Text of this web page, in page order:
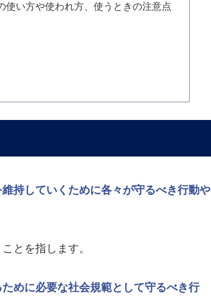
使い方や使われ方、使うときの注意点
維持していくために各々が守るべき行動や
ことを指します。
ために必要な社会規範として守るべき行